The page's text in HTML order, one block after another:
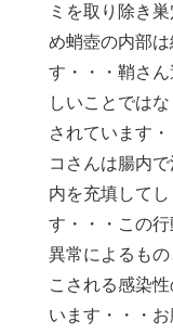
ミを取り除き
め蛸壺の内部
す・・・鞘さ
しいことでは
されています
コさんは腸内
内を充填して
す・・・この
異常によるも
こされる感染
います・・・